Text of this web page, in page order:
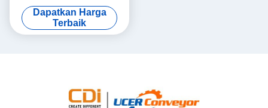
ST1600
Dapatkan Harga
Terbaik